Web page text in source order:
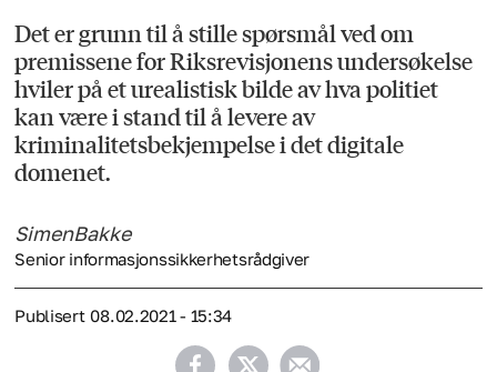
Det er grunn til å stille spørsmål ved om
premissene for Riksrevisjonens undersøkelse
hviler på et urealistisk bilde av hva politiet
kan være i stand til å levere av
kriminalitetsbekjempelse i det digitale
domenet.
SimenBakke
Senior informasjonssikkerhetsrådgiver
Publisert 08.02.2021 - 15:34